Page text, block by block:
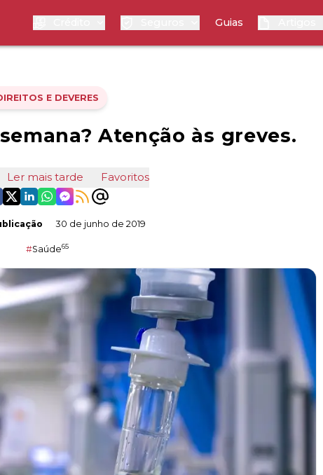
Guias
E DEVERES
Atenção às greves.
Ler mais tarde Favoritos
30 de junho de 2019
#Saúde65